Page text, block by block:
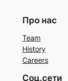
Про нас
Team
History
Careers
Соц.сети